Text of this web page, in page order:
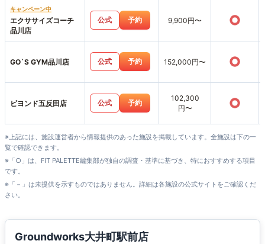
キャンペーン中
エクササイズコーチ
品川店
公式 予約 9,900円〜 ○
GO`S GYM品川店 公式 予約 152,000円〜 ○
ビヨンド五反田店 公式 予約
102,300
円〜
○
※上記には、施設運営者から情報提供のあった施設を掲載しています。全施設は下の一
覧で確認できます。
※「○」は、FIT PALETTE編集部が独自の調査・基準に基づき、特におすすめする項目
です。
※「－」は未提供を示すものではありません。詳細は各施設の公式サイトをご確認くだ
さい。
Groundworks大井町駅前店